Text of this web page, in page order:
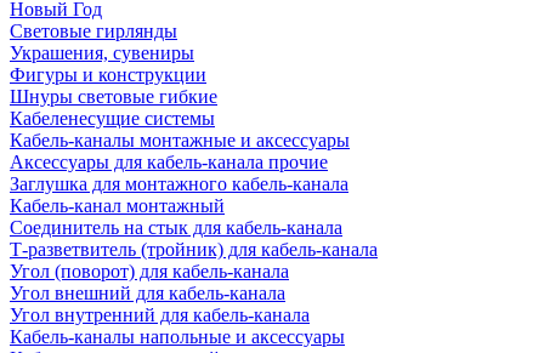
Новый Год
Световые гирлянды
Украшения, сувениры
Фигуры и конструкции
Шнуры световые гибкие
Кабеленесущие системы
Кабель-каналы монтажные и аксессуары
Аксессуары для кабель-канала прочие
Заглушка для монтажного кабель-канала
Кабель-канал монтажный
Соединитель на стык для кабель-канала
Т-разветвитель (тройник) для кабель-канала
Угол (поворот) для кабель-канала
Угол внешний для кабель-канала
Угол внутренний для кабель-канала
Кабель-каналы напольные и аксессуары